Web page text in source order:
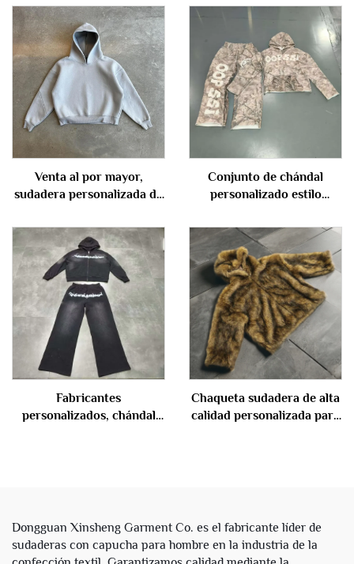
Venta al por mayor,
sudadera personalizada de
y 35 % poliéster, esencial,
corte corto de neopreno
para hombres
Conjunto de chándal
personalizado estilo
con bordado de parches,
camuflaje, sudadera con
cremallera y pantalón, traje
de sudor
Fabricantes
personalizados, chándal
Chaqueta sudadera de alta
calidad personalizada para
imitación de piel
Dongguan Xinsheng Garment Co. es el fabricante líder de
sudaderas con capucha para hombre en la industria de la